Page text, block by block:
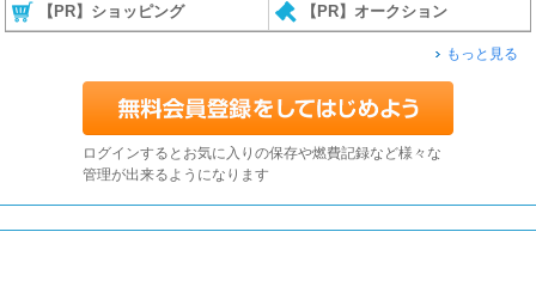
【PR】ショッピング 【PR】オークション
もっと見る
ログインするとお気に入りの保存や燃費記録など様々な
管理が出来るようになります